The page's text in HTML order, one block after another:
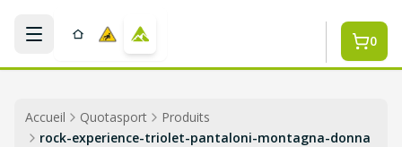
0
Accueil Quotasport
Produits
rock-experience-triolet-pantaloni-montagna-donna